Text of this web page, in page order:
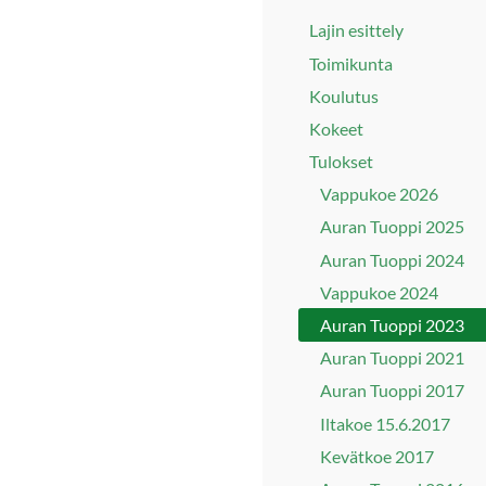
Lajin esittely
Toimikunta
Koulutus
Kokeet
Tulokset
Vappukoe 2026
Auran Tuoppi 2025
Auran Tuoppi 2024
Vappukoe 2024
Auran Tuoppi 2023
Auran Tuoppi 2021
Auran Tuoppi 2017
Iltakoe 15.6.2017
Kevätkoe 2017